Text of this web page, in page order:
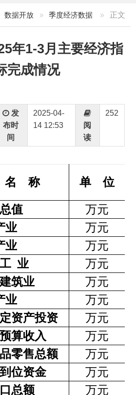
1-3月主要经济指
成情况
发
2025-04-
称 单 位
完
万元
万元
业 万元
万元
万元
产投资
万元
收入
万元
售总额
万元
资金 万元
额 万元
可支配
元
可支配
元